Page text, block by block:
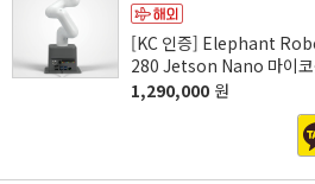
[KC 인증] Elephant
280 Jetson Nano 마이코
로봇팔
1,290,000 원